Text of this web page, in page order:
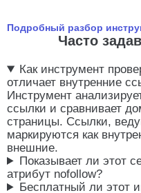
пользовательские
форумы), чтобы не
Зачем
внешних
Здоровая страница
больше внутренних
это признак того, что
и удерживает вес
Подробный разбор
Часто
Как инструмент
отличает внутренние
Инструмент
ссылки и сравнивает
страницы. Ссылки,
маркируются как
внешние.
Показывает ли этот
атрибут nofollow?
Бесплатный ли этот